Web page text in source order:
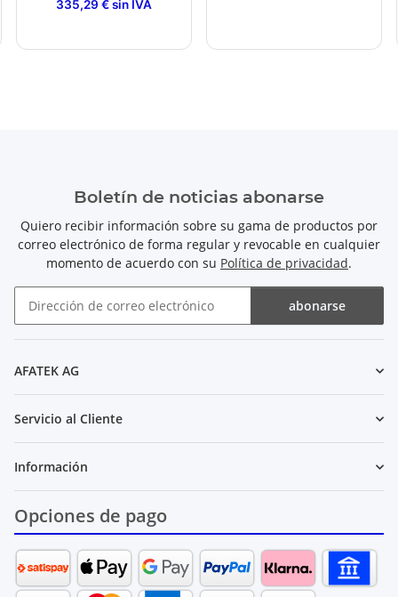
335,29 € sin IVA
Boletín de noticias abonarse
Quiero recibir información sobre su gama de productos por
correo electrónico de forma regular y revocable en cualquier
momento de acuerdo con su Política de privacidad.
abonarse
AFATEK AG
Servicio al Cliente
Información
Opciones de pago